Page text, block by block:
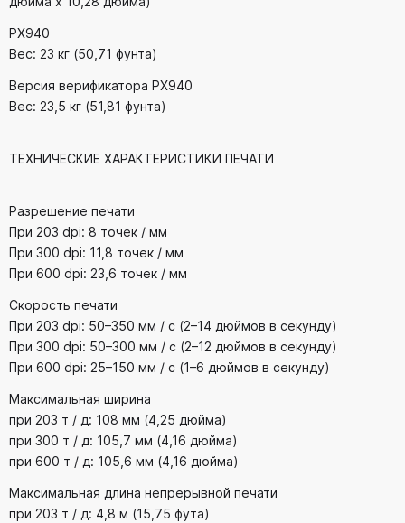
PX940
Вес: 23 кг (50,71 фунта)
Версия верификатора PX940
Вес: 23,5 кг (51,81 фунта)
ТЕХНИЧЕСКИЕ ХАРАКТЕРИСТИКИ ПЕЧАТИ
Разрешение печати
При 203 dpi: 8 точек / мм
При 300 dpi: 11,8 точек / мм
При 600 dpi: 23,6 точек / мм
Скорость печати
При 203 dpi: 50–350 мм / с (2–14 дюймов в секунду)
При 300 dpi: 50–300 мм / с (2–12 дюймов в секунду)
При 600 dpi: 25–150 мм / с (1–6 дюймов в секунду)
Максимальная ширина
при 203 т / д: 108 мм (4,25 дюйма)
при 300 т / д: 105,7 мм (4,16 дюйма)
при 600 т / д: 105,6 мм (4,16 дюйма)
Максимальная длина непрерывной печати
при 203 т / д: 4,8 м (15,75 фута)